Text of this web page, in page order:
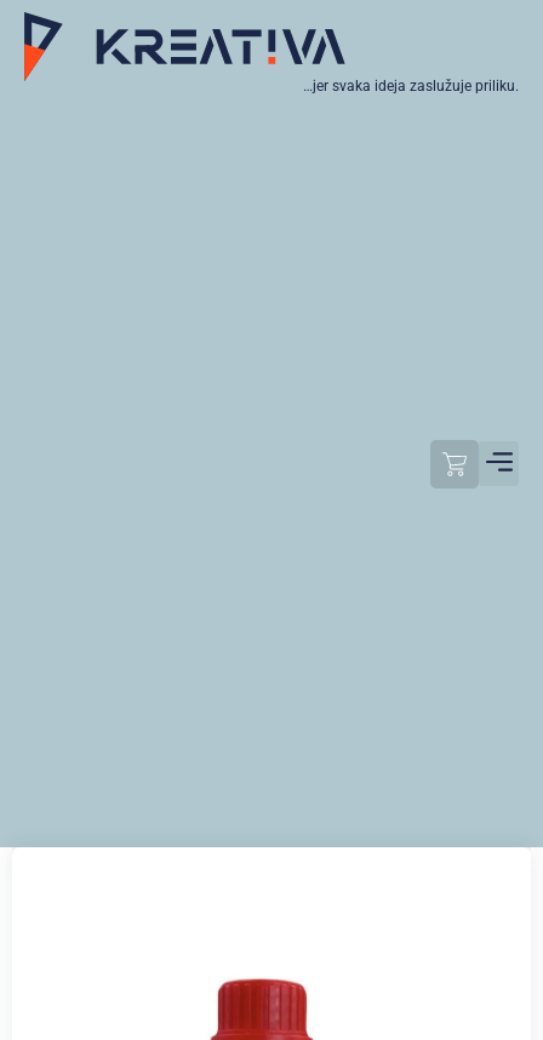
…jer svaka ideja zaslužuje priliku.